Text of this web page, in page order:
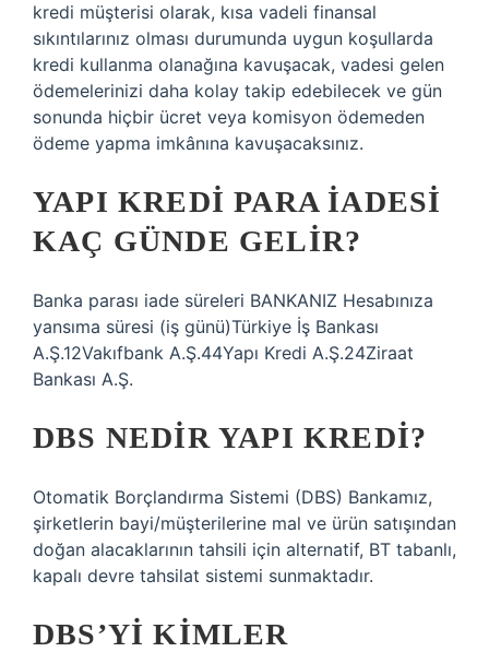
kredi müşterisi olarak, kısa vadeli finansal
sıkıntılarınız olması durumunda uygun koşullarda
kredi kullanma olanağına kavuşacak, vadesi gelen
ödemelerinizi daha kolay takip edebilecek ve gün
sonunda hiçbir ücret veya komisyon ödemeden
ödeme yapma imkânına kavuşacaksınız.
YAPI KREDI PARA IADESI
KAÇ GÜNDE GELIR?
Banka parası iade süreleri BANKANIZ Hesabınıza
yansıma süresi (iş günü)Türkiye İş Bankası
A.Ş.12Vakıfbank A.Ş.44Yapı Kredi A.Ş.24Ziraat
Bankası A.Ş.
DBS NEDIR YAPI KREDI?
Otomatik Borçlandırma Sistemi (DBS) Bankamız,
şirketlerin bayi/müşterilerine mal ve ürün satışından
doğan alacaklarının tahsili için alternatif, BT tabanlı,
kapalı devre tahsilat sistemi sunmaktadır.
DBS’YI KIMLER